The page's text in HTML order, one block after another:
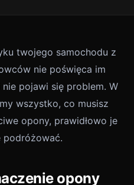
twojego samochodu z
nie poświęca im
pojawi się problem. W
wszystko, co musisz
opony, prawidłowo je
podróżować.
opony